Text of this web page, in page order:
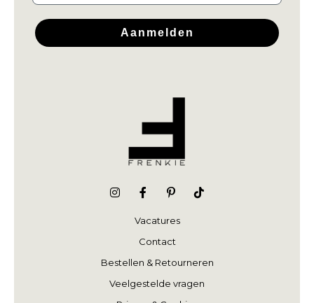
Aanmelden
Vacatures
Contact
Bestellen & Retourneren
Veelgestelde vragen